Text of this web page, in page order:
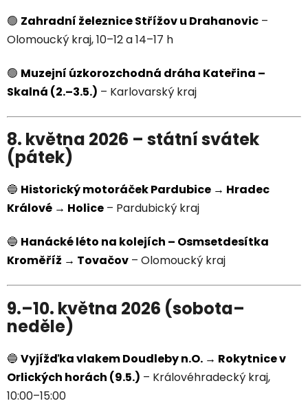
🟢 Zahradní železnice Střížov u Drahanovic –
Olomoucký kraj, 10–12 a 14–17 h
🟢 Muzejní úzkorozchodná dráha Kateřina –
Skalná (2.–3.5.) – Karlovarský kraj
8. května 2026 – státní svátek
(pátek)
🔵 Historický motoráček Pardubice → Hradec
Králové → Holice – Pardubický kraj
🔵 Hanácké léto na kolejích – Osmsetdesítka
Kroměříž → Tovačov – Olomoucký kraj
9.–10. května 2026 (sobota–
neděle)
🔵 Vyjížďka vlakem Doudleby n.O. → Rokytnice v
Orlických horách (9.5.) – Královéhradecký kraj,
10:00–15:00